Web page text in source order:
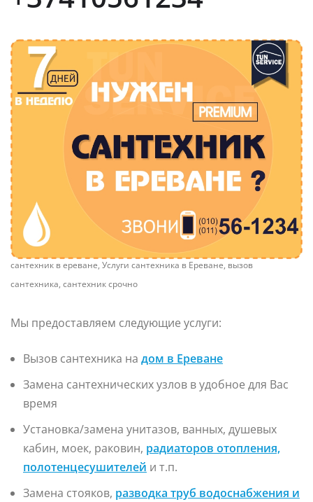
сантехник в ереване, Услуги сантехника в Ереване, вызов
сантехника, сантехник срочно
Мы предоставляем следующие услуги:
Вызов сантехника на дом в Ереване
Замена сантехнических узлов в удобное для Вас
время
Установка/замена унитазов, ванных, душевых
кабин, моек, раковин, радиаторов отопления,
полотенцесушителей и т.п.
Замена стояков, разводка труб водоснабжения и